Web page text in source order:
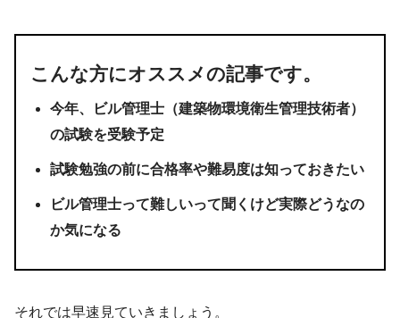
こんな方にオススメの記事です。
今年、ビル管理士（建築物環境衛生管理技術者）
の試験を受験予定
試験勉強の前に合格率や難易度は知っておきたい
ビル管理士って難しいって聞くけど実際どうなの
か気になる
それでは早速見ていきましょう。